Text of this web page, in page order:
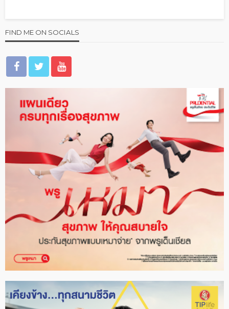
FIND ME ON SOCIALS